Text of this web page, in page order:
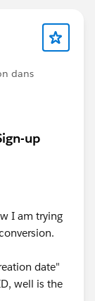
dans
up
I am trying
date"
well is the